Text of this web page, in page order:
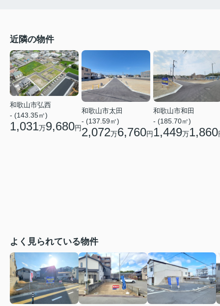
近隣の物件
和歌山市弘西
- (143.35㎡)
1,031万9,680円
和歌山市太田
- (137.59㎡)
2,072万6,760円
和歌山市和田
- (185.70㎡)
1,449万1,860
よく見られている物件